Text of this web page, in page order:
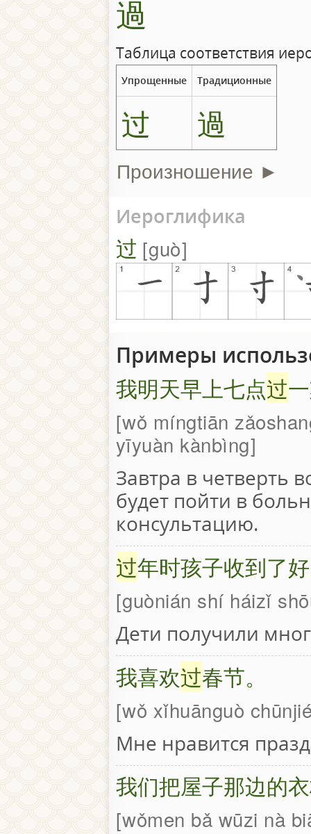
過
Таблица соответствия
Упрощенные Традиционные
过 過
Произношение ►
Иероглифика
过 guò
Примеры
我明天早上七点过
wǒ míngtiān
yīyuàn kànbìng
Завтра в четверть
будет пойти в
консультацию.
过年时孩子收到了
guònián shí háizǐ
Дети получили
我喜欢过春节。
wǒ xǐhuānguò
Мне нравится
我们把屋子那边的
wǒmen bǎ wūzi nà